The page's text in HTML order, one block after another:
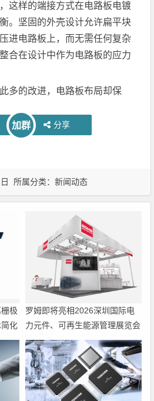
这样的端接方式在电路板电镀
。坚固的外壳设计允许扁平块
进电路板上，而无需任何复杂
合在设计中作为电路板的应力
的改进，电路板布局却保
加群 分享
所属分类：新闻动态
极
化
罗姆即将亮相2026深圳国际电
力元件、可再生能源管理展览会
暨研讨会